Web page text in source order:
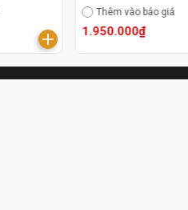
Thêm vào báo giá
1.950.000₫